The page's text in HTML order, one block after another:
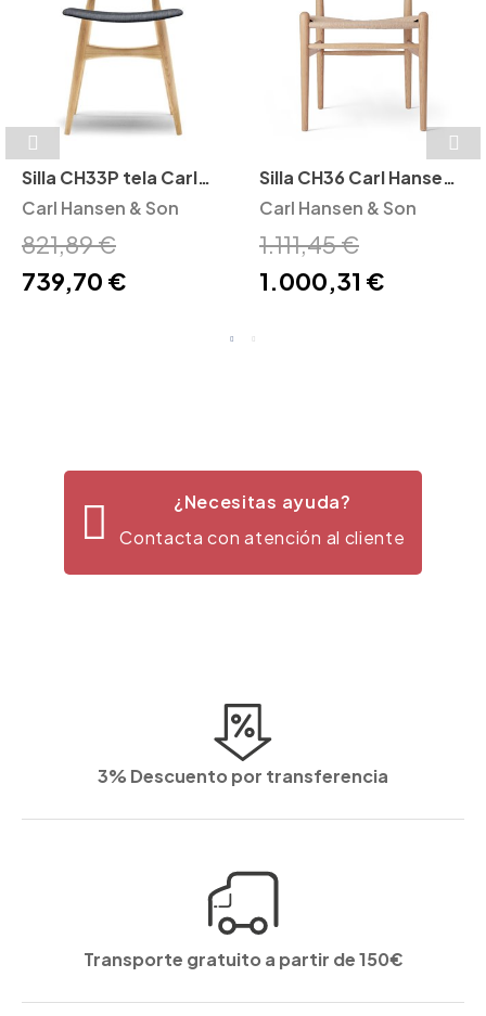
Silla CH33P tela Carl
Hansen and Son
Carl Hansen & Son
821,89 €
739,70 €
Silla CH36 Carl Hansen
and Son
Carl Hansen & Son
1.111,45 €
1.000,31 €
¿Necesitas ayuda?
Contacta con atención al cliente
3% Descuento por transferencia
Transporte gratuito a partir de 150€